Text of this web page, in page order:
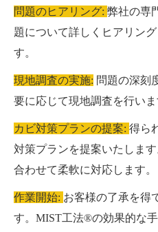
問題のヒアリング: 弊社の専
題について詳しくヒアリン
す。
現地調査の実施: 問題の深刻
要に応じて現地調査を行いま
カビ対策プランの提案: 得ら
対策プランを提案いたしま
合わせて柔軟に対応します。
作業開始: お客様の了承を得
す。MIST工法®の効果的な